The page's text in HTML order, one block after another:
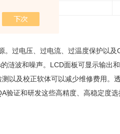
过电压、过电流、过温度保护以
涟波和噪声。LCD面板可显示输出
以及校正软体可以减少维修费用。
验证和研发这些高精度、高稳定度选